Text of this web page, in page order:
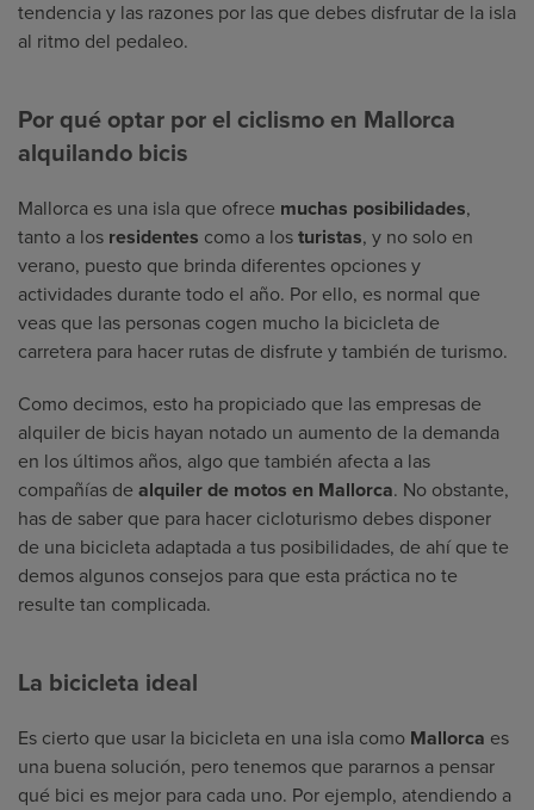
tendencia y las razones por las que debes disfrutar de la isla
al ritmo del pedaleo.
Por qué optar por el ciclismo en Mallorca
alquilando bicis
Mallorca es una isla que ofrece muchas posibilidades,
tanto a los residentes como a los turistas, y no solo en
verano, puesto que brinda diferentes opciones y
actividades durante todo el año. Por ello, es normal que
veas que las personas cogen mucho la bicicleta de
carretera para hacer rutas de disfrute y también de turismo.
Como decimos, esto ha propiciado que las empresas de
alquiler de bicis hayan notado un aumento de la demanda
en los últimos años, algo que también afecta a las
compañías de alquiler de motos en Mallorca. No obstante,
has de saber que para hacer cicloturismo debes disponer
de una bicicleta adaptada a tus posibilidades, de ahí que te
demos algunos consejos para que esta práctica no te
resulte tan complicada.
La bicicleta ideal
Es cierto que usar la bicicleta en una isla como Mallorca es
una buena solución, pero tenemos que pararnos a pensar
qué bici es mejor para cada uno. Por ejemplo, atendiendo a